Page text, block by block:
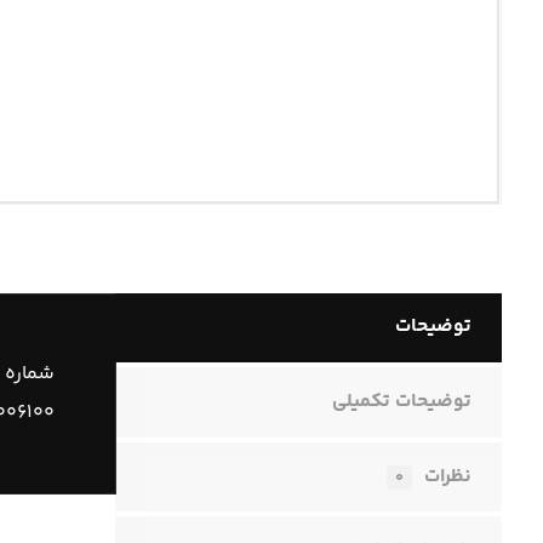
توضیحات
توضیحات تکمیلی
نظرات ۰